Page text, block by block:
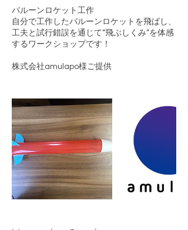
バルーンロケット工作
自分で工作したバルーンロケットを飛ばし、
工夫と試行錯誤を通じて“飛ぶしくみ”を体感
するワークショップです！
株式会社amulapo様ご提供